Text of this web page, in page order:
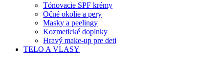
Tónovacie SPF krémy
Očné okolie a pery
Masky a peelingy
Kozmetické doplnky
Hravý make-up pre deti
TELO A VLASY